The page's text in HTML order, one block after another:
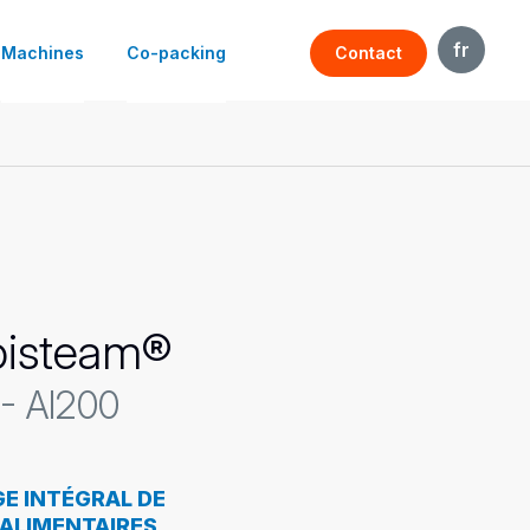
Machines Co-packing Contact
fr
AI200
INTÉGRAL DE